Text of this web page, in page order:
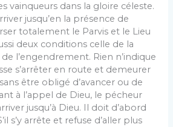
vainqueurs dans la gloire céleste.
jusqu’en la présence de
totalement le Parvis et le Lieu
deux conditions celle de la
l’engendrement. Rien n’indique
s’arrêter en route et demeurer
être obligé d’avancer ou de
à l’appel de Dieu, le pécheur
jusqu’à Dieu. Il doit d’abord
s’y arrête et refuse d’aller plus